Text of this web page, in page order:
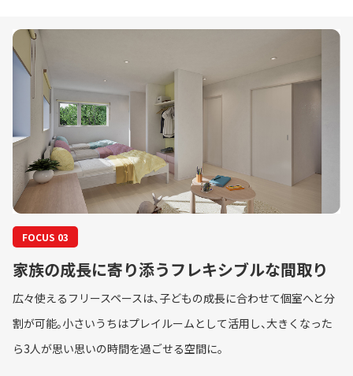
FOCUS 03
家族の成長に寄り添うフレキシブルな間取り
広々使えるフリースペースは、子どもの成長に合わせて個室へと分
割が可能。小さいうちはプレイルームとして活用し、大きくなった
ら3人が思い思いの時間を過ごせる空間に。